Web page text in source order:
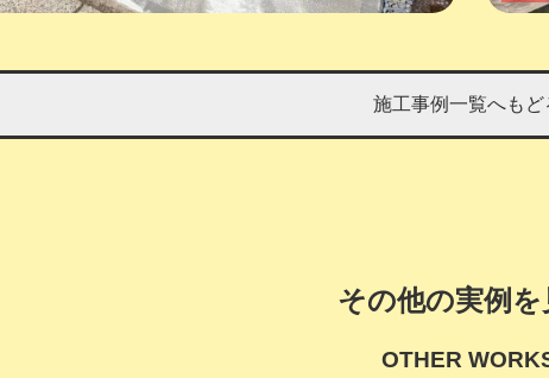
施工事例一覧へもど
その他の実例を
OTHER